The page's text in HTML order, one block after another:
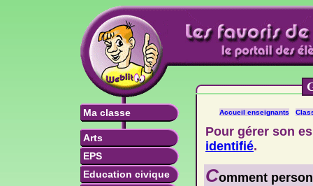
Ma classe
Arts
EPS
Education civique
Accueil enseignants
Pour gérer son
identifié.
Comment